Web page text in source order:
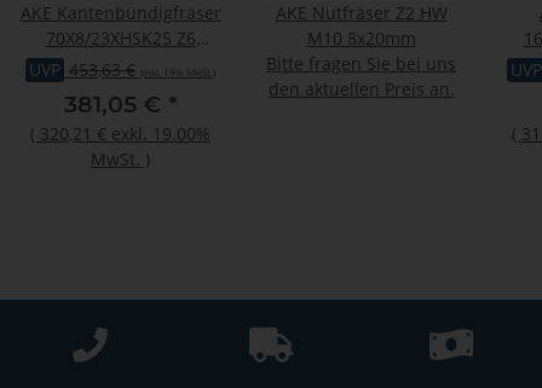
AKE Kantenbündigfräser
70X8/23XHSK25 Z6
Diamant (PKD) L
UVP 453,63 € (inkl. 19% MwSt.)
381,05 € *
( 320,21 € exkl. 19.00%
MwSt. )
AKE Nutfräser Z2 HW
M10 8x20mm
Bitte fragen Sie bei uns
den aktuellen Preis an.
UVP
(